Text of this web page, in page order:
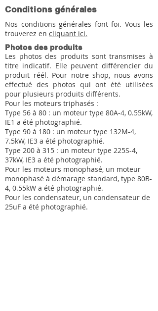
Conditions générales
Nos conditions générales font foi. Vous les
trouverez en cliquant ici.
Photos des produits
Les photos des produits sont transmises à
titre indicatif. Elle peuvent différencier du
produit réél. Pour notre shop, nous avons
effectué des photos qui ont été utilisées
pour plusieurs produits différents.
Pour les moteurs triphasés :
Type 56 à 80 : un moteur type 80A-4, 0.55kW,
IE1 a été photographié.
Type 90 à 180 : un moteur type 132M-4,
7.5kW, IE3 a été photographié.
Type 200 à 315 : un moteur type 225S-4,
37kW, IE3 a été photographié.
Pour les moteurs monophasé, un moteur
monophasé à démarage standard, type 80B-
4, 0.55kW a été photographié.
Pour les condensateur, un condensateur de
25uF a été photographié.